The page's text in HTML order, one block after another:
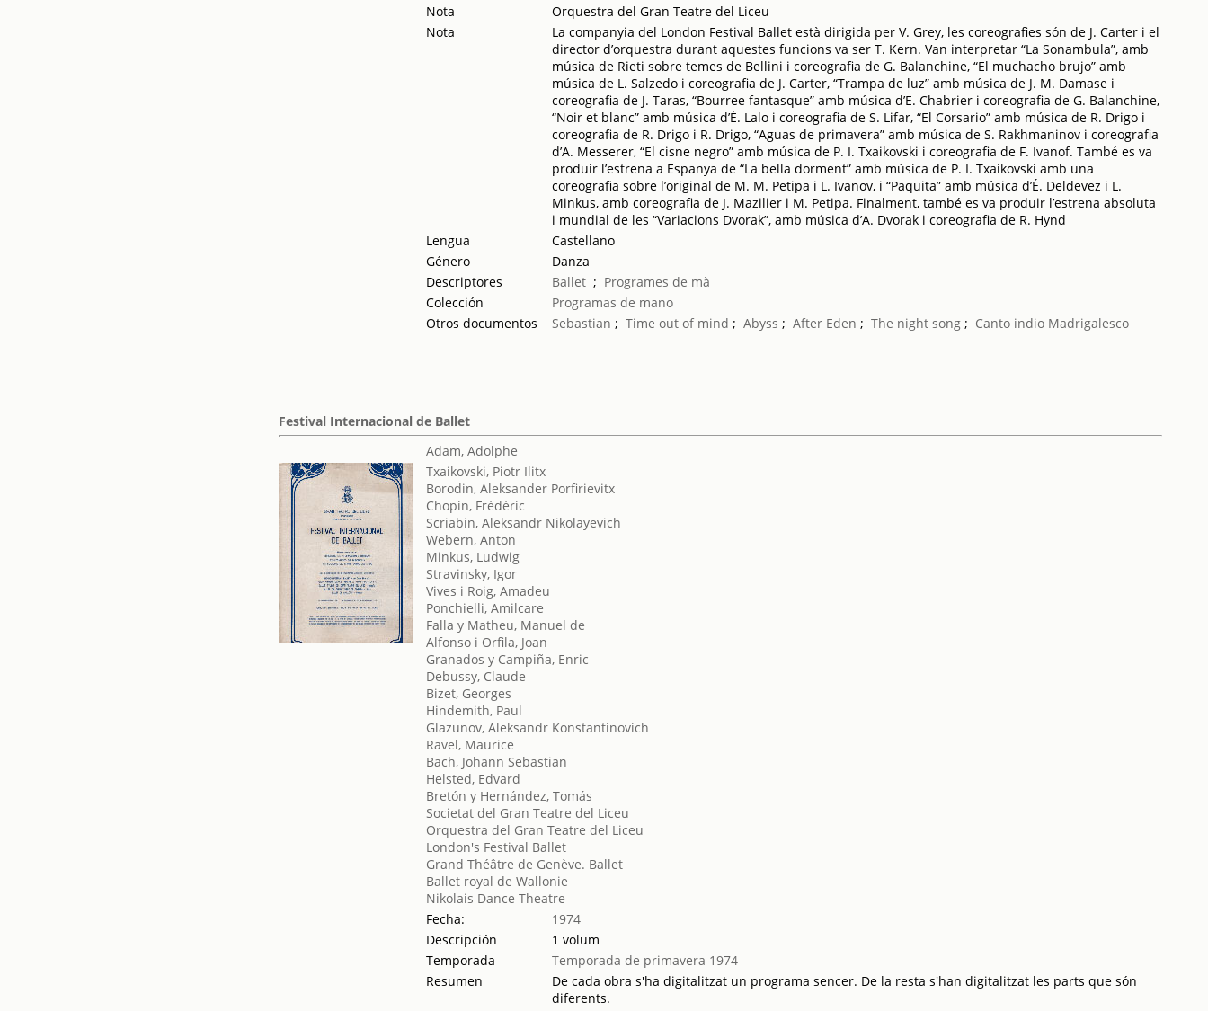
Nota
Orquestra del Gran Teatre del Liceu
Nota
La companyia del London Festival Ballet està dirigida per V. Grey, les coreografies són de J. Carter i el
director d’orquestra durant aquestes funcions va ser T. Kern. Van interpretar “La Sonambula”, amb
música de Rieti sobre temes de Bellini i coreografia de G. Balanchine, “El muchacho brujo” amb
música de L. Salzedo i coreografia de J. Carter, “Trampa de luz” amb música de J. M. Damase i
coreografia de J. Taras, “Bourree fantasque” amb música d’E. Chabrier i coreografia de G. Balanchine,
“Noir et blanc” amb música d’É. Lalo i coreografia de S. Lifar, “El Corsario” amb música de R. Drigo i
coreografia de R. Drigo i R. Drigo, “Aguas de primavera” amb música de S. Rakhmaninov i coreografia
d’A. Messerer, “El cisne negro” amb música de P. I. Txaikovski i coreografia de F. Ivanof. També es va
produir l’estrena a Espanya de “La bella dorment” amb música de P. I. Txaikovski amb una
coreografia sobre l’original de M. M. Petipa i L. Ivanov, i “Paquita” amb música d’É. Deldevez i L.
Minkus, amb coreografia de J. Mazilier i M. Petipa. Finalment, també es va produir l’estrena absoluta
i mundial de les “Variacions Dvorak”, amb música d’A. Dvorak i coreografia de R. Hynd
Lengua
Castellano
Género
Danza
Descriptores
Ballet ; Programes de mà
Colección
Programas de mano
Otros documentos
Sebastian ;Time out of mind ;Abyss ;After Eden ;The night song ; Canto indio Madrigalesco
Festival Internacional de Ballet
Adam, Adolphe
Txaikovski, Piotr Ilitx
Borodin, Aleksander Porfirievitx
Chopin, Frédéric
Scriabin, Aleksandr Nikolayevich
Webern, Anton
Minkus, Ludwig
Stravinsky, Igor
Vives i Roig, Amadeu
Ponchielli, Amilcare
Falla y Matheu, Manuel de
Alfonso i Orfila, Joan
Granados y Campiña, Enric
Debussy, Claude
Bizet, Georges
Hindemith, Paul
Glazunov, Aleksandr Konstantinovich
Ravel, Maurice
Bach, Johann Sebastian
Helsted, Edvard
Bretón y Hernández, Tomás
Societat del Gran Teatre del Liceu
Orquestra del Gran Teatre del Liceu
London's Festival Ballet
Grand Théâtre de Genève. Ballet
Ballet royal de Wallonie
Nikolais Dance Theatre
Fecha:
1974
Descripción
1 volum
Temporada
Temporada de primavera 1974
Resumen
De cada obra s'ha digitalitzat un programa sencer. De la resta s'han digitalitzat les parts que són
diferents.